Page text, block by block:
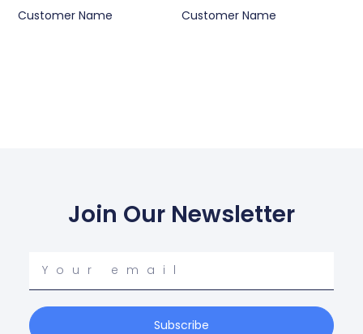
Customer Name
Customer Name
Join Our Newsletter
email
Subscribe